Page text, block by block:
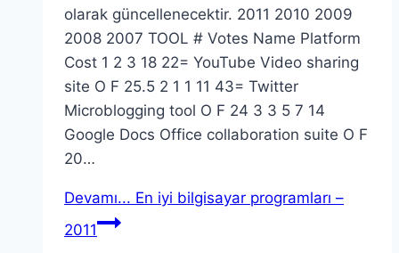
olarak güncellenecektir. 2011 2010 2009
2008 2007 TOOL # Votes Name Platform
Cost 1 2 3 18 22= YouTube Video sharing
site O F 25.5 2 1 1 11 43= Twitter
Microblogging tool O F 24 3 3 5 7 14
Google Docs Office collaboration suite O F
20…
Devamı... En iyi bilgisayar programları –
2011